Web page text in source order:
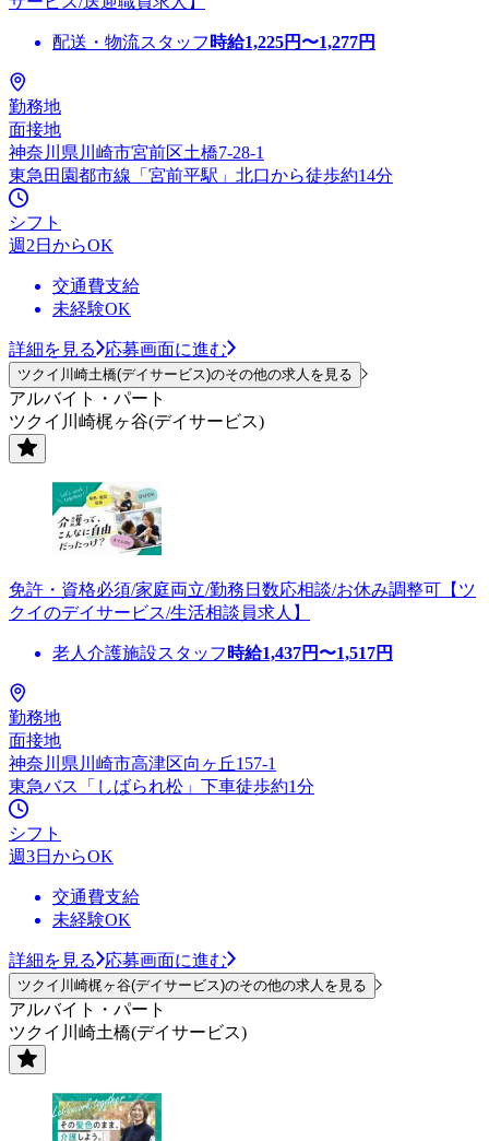
配送・物流スタッフ 時給1,225円〜1,277円
勤務地
面接地
神奈川県川崎市宮前区土橋7-28-1
東急田園都市線「宮前平駅」北口から徒歩約14分
シフト
週2日からOK
交通費支給
未経験OK
詳細を見る 応募画面に進む
ツクイ川崎土橋(デイサービス)のその他の求人を見る
アルバイト・パート
ツクイ川崎梶ヶ谷(デイサービス)
免許・資格必須/家庭両立/勤務日数応相談/お休み調整可【ツ
クイのデイサービス/生活相談員求人】
老人介護施設スタッフ 時給1,437円〜1,517円
勤務地
面接地
神奈川県川崎市高津区向ヶ丘157-1
東急バス「しばられ松」下車徒歩約1分
シフト
週3日からOK
交通費支給
未経験OK
詳細を見る 応募画面に進む
ツクイ川崎梶ヶ谷(デイサービス)のその他の求人を見る
アルバイト・パート
ツクイ川崎土橋(デイサービス)